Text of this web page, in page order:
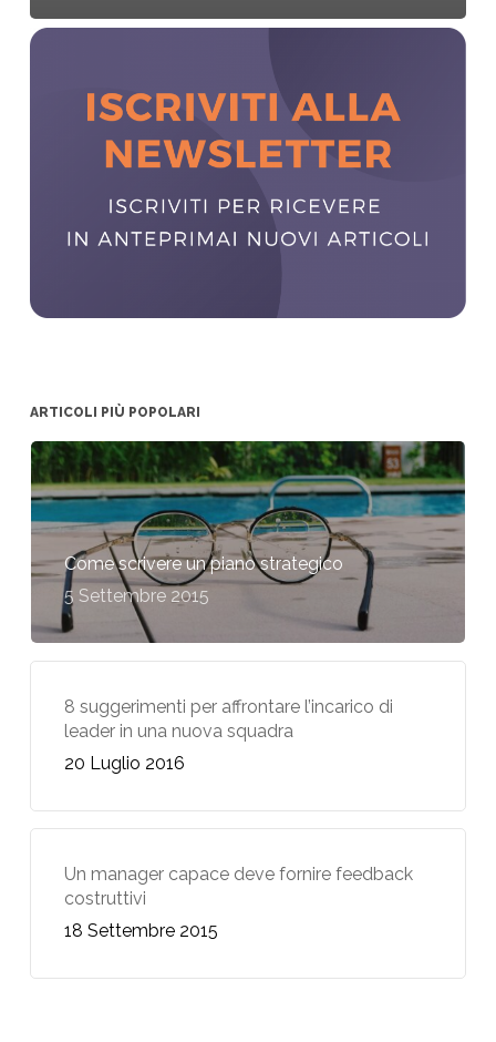
ARTICOLI PIÙ POPOLARI
Come scrivere un piano strategico
5 Settembre 2015
8 suggerimenti per affrontare l’incarico di
leader in una nuova squadra
20 Luglio 2016
Un manager capace deve fornire feedback
costruttivi
18 Settembre 2015